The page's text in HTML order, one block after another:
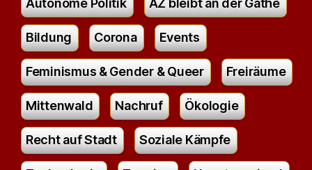
Bildung Corona Events
Feminismus & Gender & Queer Freiräume
Mittenwald Nachruf Ökologie
Recht auf Stadt Soziale Kämpfe